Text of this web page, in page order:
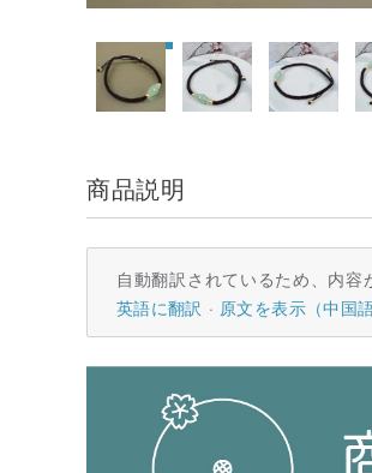
商品説明
自動翻訳されているため、内容
英語に翻訳
原文を表示（中国